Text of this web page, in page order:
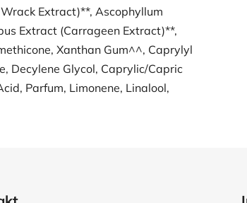
Extract)**, Ascophyllum
Extract (Carrageen Extract)**,
Xanthan Gum^^, Caprylyl
Decylene Glycol, Caprylic/Capric
Parfum, Limonene, Linalool,